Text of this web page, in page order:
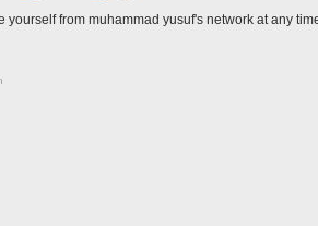
yourself from muhammad yusuf's network at any